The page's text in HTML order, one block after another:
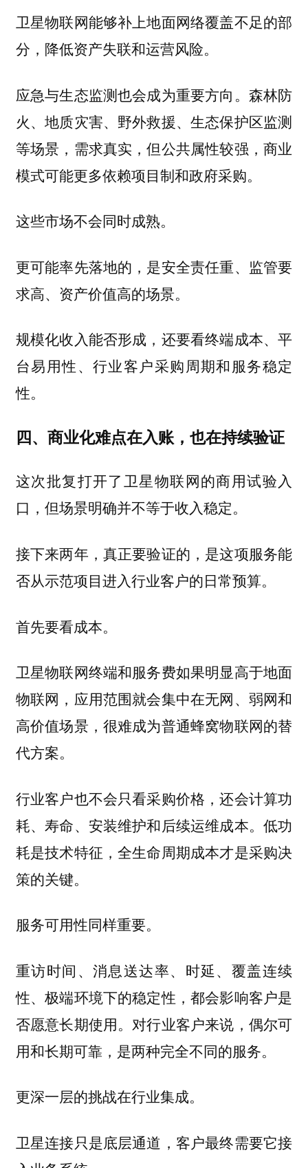
卫星物联网能够补上地面网络覆盖不足的部
分，降低资产失联和运营风险。
应急与生态监测也会成为重要方向。森林防
火、地质灾害、野外救援、生态保护区监测
等场景，需求真实，但公共属性较强，商业
模式可能更多依赖项目制和政府采购。
这些市场不会同时成熟。
更可能率先落地的，是安全责任重、监管要
求高、资产价值高的场景。
规模化收入能否形成，还要看终端成本、平
台易用性、行业客户采购周期和服务稳定
性。
四、商业化难点在入账，也在持续验证
这次批复打开了卫星物联网的商用试验入
口，但场景明确并不等于收入稳定。
接下来两年，真正要验证的，是这项服务能
否从示范项目进入行业客户的日常预算。
首先要看成本。
卫星物联网终端和服务费如果明显高于地面
物联网，应用范围就会集中在无网、弱网和
高价值场景，很难成为普通蜂窝物联网的替
代方案。
行业客户也不会只看采购价格，还会计算功
耗、寿命、安装维护和后续运维成本。低功
耗是技术特征，全生命周期成本才是采购决
策的关键。
服务可用性同样重要。
重访时间、消息送达率、时延、覆盖连续
性、极端环境下的稳定性，都会影响客户是
否愿意长期使用。对行业客户来说，偶尔可
用和长期可靠，是两种完全不同的服务。
更深一层的挑战在行业集成。
卫星连接只是底层通道，客户最终需要它接